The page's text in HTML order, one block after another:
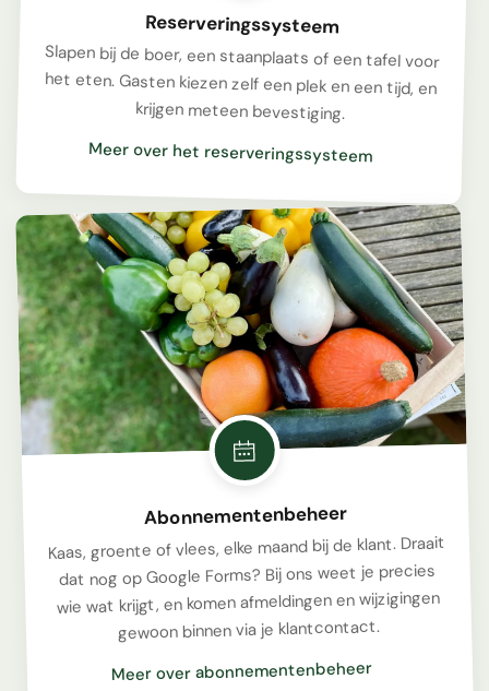
Reserveringssysteem
Slapen bij de boer, een staanplaats of een tafel voor
het eten. Gasten kiezen zelf een plek en een tijd, en
krijgen meteen bevestiging.
Meer over het reserveringssysteem
Abonnementenbeheer
Kaas, groente of vlees, elke maand bij de klant. Draait
dat nog op Google Forms? Bij ons weet je precies
wie wat krijgt, en komen afmeldingen en wijzigingen
gewoon binnen via je klantcontact.
Meer over abonnementenbeheer